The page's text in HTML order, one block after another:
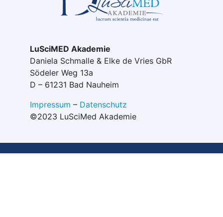
LuSciMED Akademie
Daniela Schmalle & Elke de Vries GbR
Södeler Weg 13a
D – 61231 Bad Nauheim
Impressum – Datenschutz
©2023 LuSciMed Akademie